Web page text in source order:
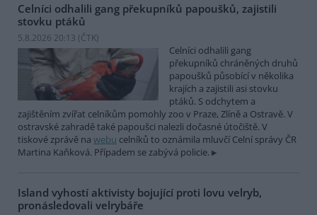
Celníci odhalili gang překupníků papoušků, zajistili
stovku ptáků
5.8.2026 20:13 (ČTK)
Celníci odhalili gang
překupníků chráněných druhů
papoušků působící v několika
krajích a zajistili asi stovku
ptáků. S odchytem a
zajištěním zvířat celníkům pomohly zoo v Praze, Zlíně a Ostravě. V
ostravské zahradě také papoušci nalezli dočasné útočiště. V
tiskové zprávě na webu celníků to oznámila mluvčí Celní správy ČR
Martina Kaňková. Případem se zabývá policie.
Island vyhostí aktivisty bojující proti lovu velryb,
pronásledovali velrybáře